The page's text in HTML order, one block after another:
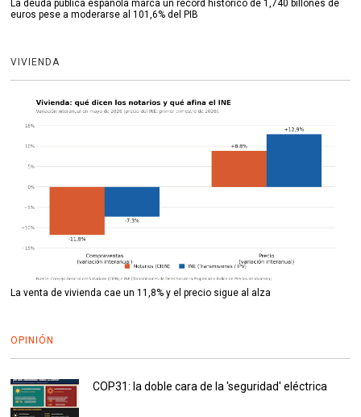
La deuda pública española marca un récord histórico de 1,740 billones de
euros pese a moderarse al 101,6% del PIB
VIVIENDA
La venta de vivienda cae un 11,8% y el precio sigue al alza
OPINIÓN
COP31: la doble cara de la 'seguridad' eléctrica